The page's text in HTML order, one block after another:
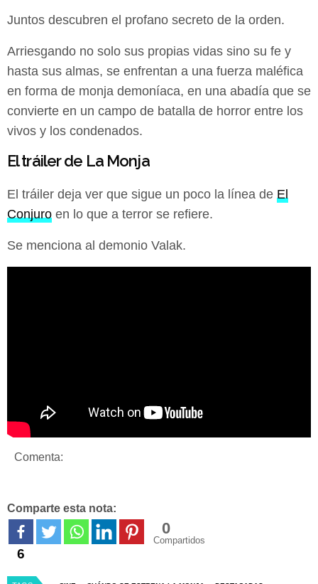
Juntos descubren el profano secreto de la orden.
Arriesgando no solo sus propias vidas sino su fe y
hasta sus almas, se enfrentan a una fuerza maléfica
en forma de monja demoníaca, en una abadía que se
convierte en un campo de batalla de horror entre los
vivos y los condenados.
El tráiler de La Monja
El tráiler deja ver que sigue un poco la línea de El
Conjuro en lo que a terror se refiere.
Se menciona al demonio Valak.
Comenta:
Comparte esta nota:
6
0
Compartidos